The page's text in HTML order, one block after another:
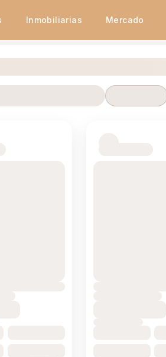
Inmobiliarias Mercado